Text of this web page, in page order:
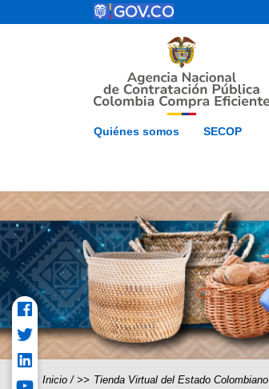
Pasar al contenido principal
Quiénes somos SECOP
Inicio / Tienda Virtual del Estado Colombiano